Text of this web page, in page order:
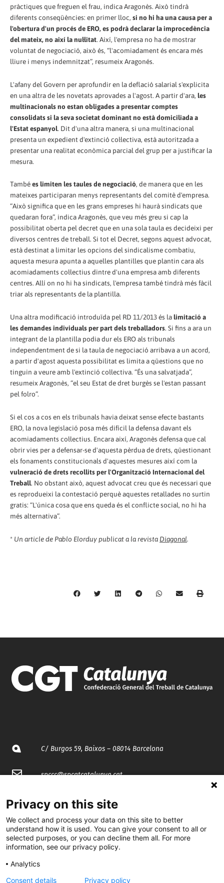
pràctiques que freguen el frau, indica Aragonès. Això tindrà
diferents conseqüències: en primer lloc, si no hi ha una causa per a
l'obertura d'un procés de ERO, es podrà declarar la improcedència
del mateix, no així la nul·litat. Així, l'empresa no ha de mostrar
voluntat de negociació, això és, “l'acomiadament és encara més
lliure i menys indemnitzat”, resumeix Aragonés.
L'afany del Govern per aprofundir en la deflació salarial s'explicita
en una altra de les novetats aprovades a l'agost. A partir d'ara, les
multinacionals no estan obligades a presentar comptes
consolidats si la seva societat dominant no està domiciliada a
l'Estat espanyol. Dit d'una altra manera, si una multinacional
presenta un expedient d'extinció col·lectiva, està autoritzada a
presentar una realitat econòmica parcial del grup per a justificar la
mesura.
Tambées limiten les taules de negociació, de manera que en les
mateixes participaran menys representants del comitè d'empresa.
“Això significa que en les grans empreses hi haurà sindicats que
quedaran fora”, indica Aragonès, que veu més greu si cap la
possibilitat oberta pel decret que en una sola taula es decideixi per
diversos centres de treball. Si tot el Decret, segons aquest advocat,
està destinat a limitar les opcions del sindicalisme combatiu,
aquesta mesura apunta a aquelles plantilles que plantin cara als
acomiadaments col·lectius dintre d'una empresa amb diferents
centres. Allí on no hi ha sindicats, l'empresa també tindrà més fàcil
triar als representants de la plantilla.
Una altra modificació introduïda pel RD 11/2013 és lalimitació a
les demandes individuals per part dels treballadors. Si fins a ara un
integrant de la plantilla podia dur els ERO als tribunals
independentment de si la taula de negociació arribava a un acord,
a partir d'agost aquesta possibilitat es limita a qüestions que no
tinguin a veure amb l'extinció col·lectiva. “És una salvatjada”,
resumeix Aragonès, “el seu Estat de dret burgès se l'estan passant
pel folro”.
Si el cos a cos en els tribunals havia deixat sense efecte bastants
ERO, la nova legislació posa més difícil la defensa davant els
acomiadaments col·lectius. Encara així, Aragonès defensa que cal
obrir vies per a defensar-se d'aquesta pèrdua de drets, qüestionant
els fonaments constitucionals d'aquestes mesures així com la
vulneració de drets recollits per l'Organització Internacional del
Treball. No obstant això, aquest advocat creu que és necessari que
es reprodueixi la contestació perquè aquestes retallades no surtin
gratis: “L'única cosa que ens queda és el conflicte social, no hi ha
més alternativa”.
* Un article de Pablo Elorduy publicat a la revista Diagonal.
C/ Burgos 59, Baixos – 08014 Barcelona
spccc@spcgtcatalunya.cat
@CGTCatalunya
cgtcatalunya
CGTCatalunya
Privacy on this site
We collect and process your data on this site to better
understand how it is used. You can give your consent to all or
selected purposes, or you can decline them all. For more
information, see our privacy policy.
Analytics
Consent details
Privacy policy